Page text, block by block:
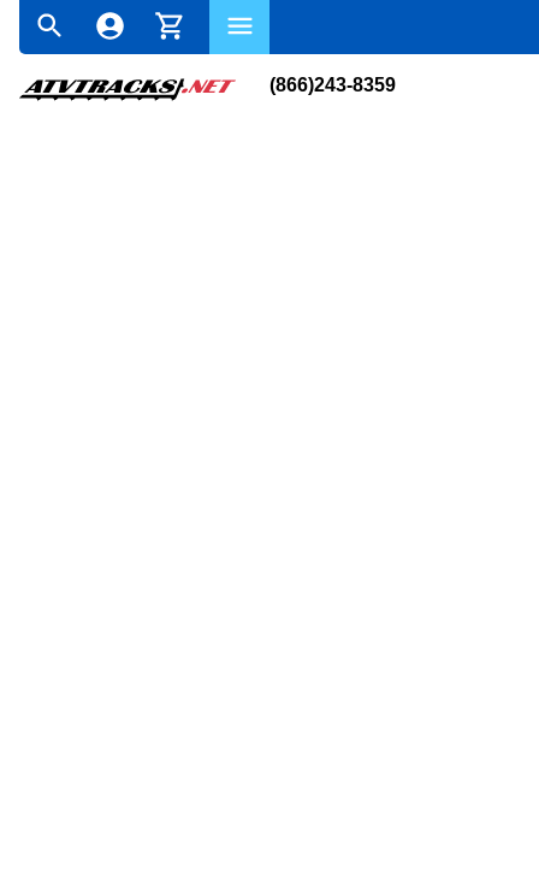
(866)243-8359